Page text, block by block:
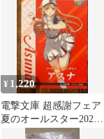
ンド
¥ 1,220
電撃文庫 超感謝フェア
夏のオールスター2026
アスナ 特典カード